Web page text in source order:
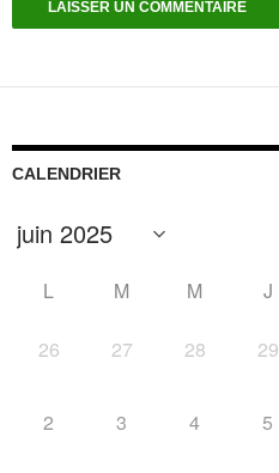
CALENDRIER
L M M J
26 27 28 29
2 3 4 5